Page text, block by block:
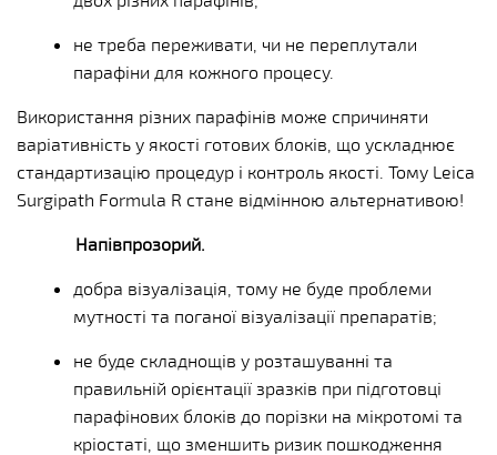
не треба переживати, чи не переплутали
парафіни для кожного процесу.
Використання різних парафінів може спричиняти
варіативність у якості готових блоків, що ускладнює
стандартизацію процедур і контроль якості. Тому Leica
Surgipath Formula R стане відмінною альтернативою!
Напівпрозорий.
добра візуалізація, тому не буде проблеми
мутності та поганої візуалізації препаратів;
не буде складнощів у розташуванні та
правильній орієнтації зразків при підготовці
парафінових блоків до порізки на мікротомі та
кріостаті, що зменшить ризик пошкодження